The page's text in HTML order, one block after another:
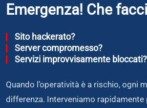
Emergenza! Che
Sito hackerato?
Server compromesso?
Servizi improvvisamente bloccati?
Quando l’operatività è a rischio, ogni
differenza. Interveniamo rapidamente